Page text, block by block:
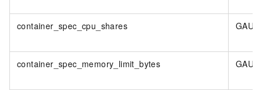
container_spec_cpu_shares
container_spec_memory_limit_bytes